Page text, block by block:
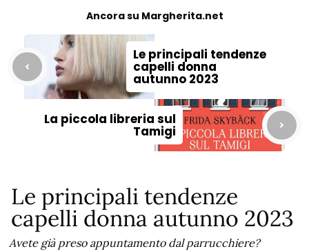
Ancora su Margherita.net
Le principali tendenze
capelli donna
autunno 2023
La piccola libreria sul
Tamigi
Le principali tendenze
capelli donna autunno 2023
Avete già preso appuntamento dal parrucchiere?